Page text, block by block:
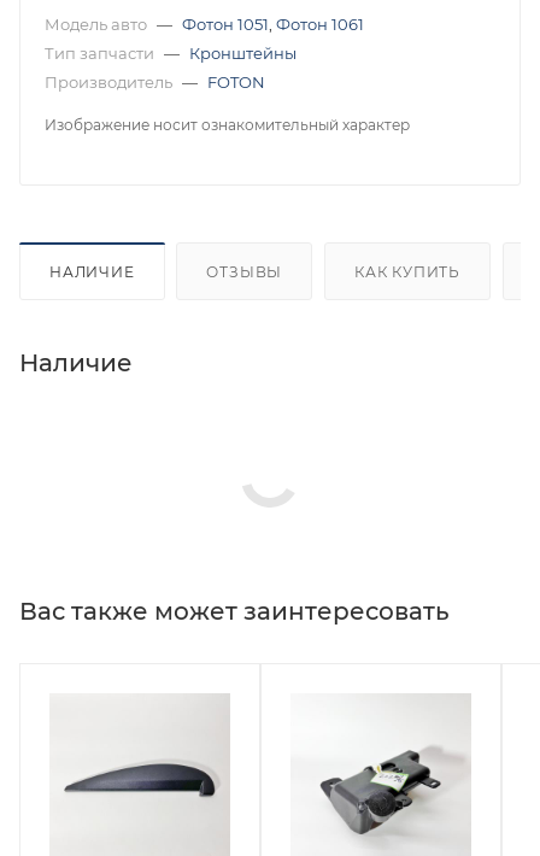
Модель авто — Фотон 1051 Фотон 1061
Тип запчасти — Кронштейны
Производитель — FOTON
Изображение носит ознакомительный характер
НАЛИЧИЕ ОТЗЫВЫ КАК КУПИТЬ
Наличие
Вас также может заинтересовать